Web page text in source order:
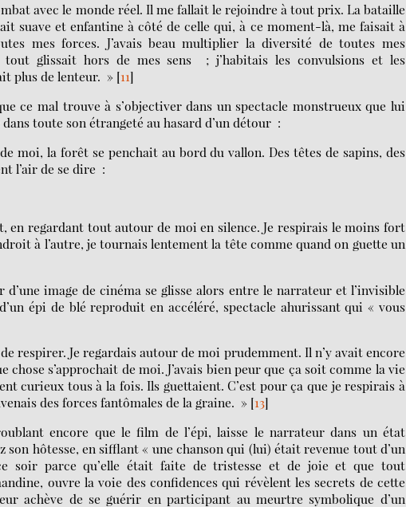
avec le monde réel. Il me fallait le rejoindre à tout prix. La bataille
suave et enfantine à côté de celle qui, à ce moment-là, me faisait à
mes forces. J’avais beau multiplier la diversité de toutes mes
tout glissait hors de mes sens ; j’habitais les convulsions et les
plus de lenteur. » [11]
ce mal trouve à s’objectiver dans un spectacle monstrueux que lui
toute son étrangeté au hasard d’un détour :
moi, la forêt se penchait au bord du vallon. Des têtes de sapins, des
l’air de se dire :
en regardant tout autour de moi en silence. Je respirais le moins fort
à l’autre, je tournais lentement la tête comme quand on guette un
image de cinéma se glisse alors entre le narrateur et l’invisible
épi de blé reproduit en accéléré, spectacle ahurissant qui « vous
respirer. Je regardais autour de moi prudemment. Il n’y avait encore
s’approchait de moi. J’avais bien peur que ça soit comme la vie
curieux tous à la fois. Ils guettaient. C’est pour ça que je respirais à
des forces fantômales de la graine. » [13]
encore que le film de l’épi, laisse le narrateur dans un état
hôtesse, en sifflant « une chanson qui (lui) était revenue tout d’un
soir parce qu’elle était faite de tristesse et de joie et que tout
ouvre la voie des confidences qui révèlent les secrets de cette
achève de se guérir en participant au meurtre symbolique d’un